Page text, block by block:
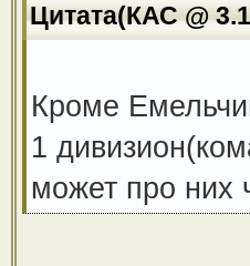
Цитата(КАС @
Кроме
1
может про них